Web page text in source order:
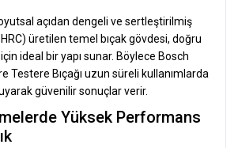
açıdan dengeli ve sertleştirilmiş
üretilen temel bıçak gövdesi, doğru
ideal bir yapı sunar. Böylece Bosch
Testere Bıçağı uzun süreli kullanımlarda
güvenilir sonuçlar verir.
Yüksek Performans